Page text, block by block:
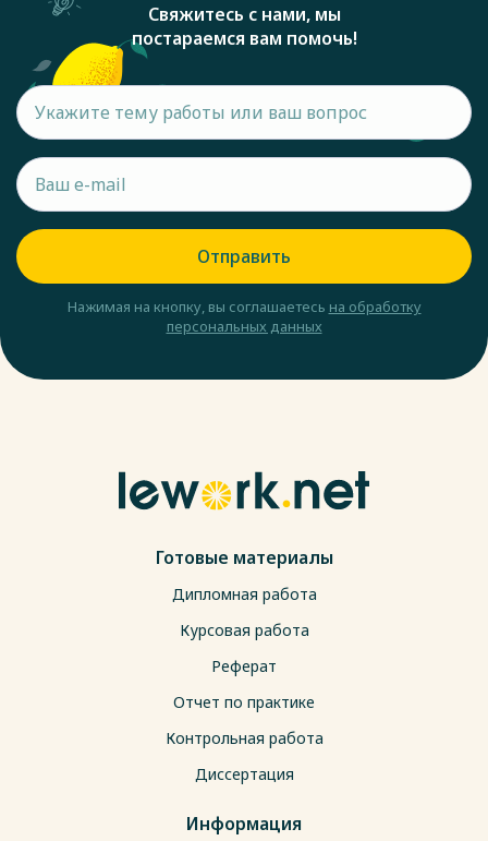
Свяжитесь с нами, мы
постараемся вам помочь!
Отправить
Нажимая на кнопку, вы соглашаетесь на обработку
персональных данных
Готовые материалы
Дипломная работа
Курсовая работа
Реферат
Отчет по практике
Контрольная работа
Диссертация
Информация